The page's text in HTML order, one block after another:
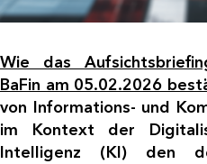
Wie das
BaFin am 05.02.2026
von Informations- und
im Kontext der
Intelligenz (KI) den